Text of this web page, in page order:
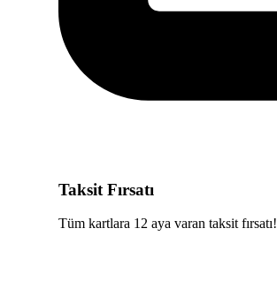
Taksit Fırsatı
Tüm kartlara 12 aya varan taksit fırsatı!